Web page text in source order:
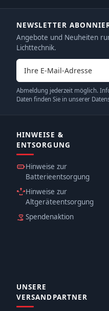
NEWSLETTER
Angebote und Neuheiten
Lichttechnik.
E-Mail-Adresse
Abmeldung jederzeit möglich.
Daten finden Sie in unserer
HINWEISE &
ENTSORGUNG
Hinweise zur
Batterieentsorgung
Hinweise zur
Altgeräteentsorgung
Spendenaktion
UNSERE
VERSANDPARTNER